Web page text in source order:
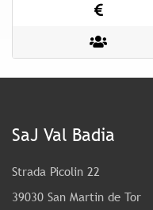
SaJ Val Badia
Strada Picolin 22
39030 San Martin de Tor